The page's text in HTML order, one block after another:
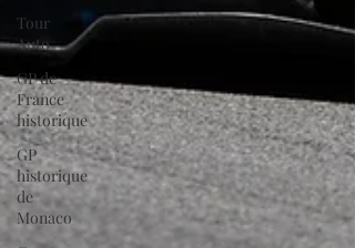
Tour
Auto
GP de
France
historique
GP
historique
de
Monaco